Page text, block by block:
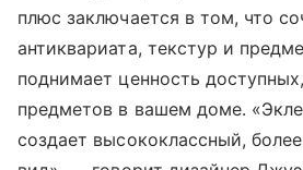
плюс заключается в том, что
антиквариата, текстур и
поднимает ценность
предметов в вашем доме.
создает высококлассный,